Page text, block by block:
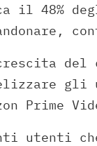
il 48%
del
gli
Prime
utenti